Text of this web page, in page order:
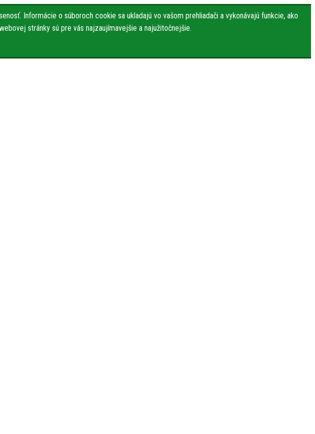
Informácie o súboroch cookie sa ukladajú vo vašom prehliadači a vykonávajú funkcie, ako
stránky sú pre vás najzaujímavejšie a najužitočnejšie.